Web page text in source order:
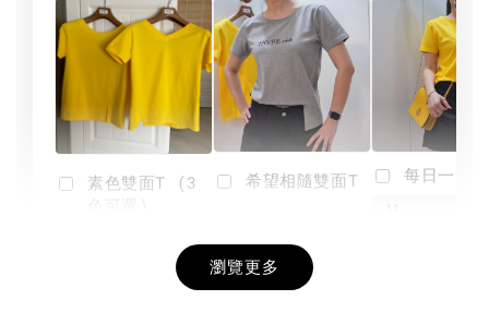
素色雙面T (3
+
希望相隨雙面T
NT$ 190
-
每日一笑
瀏覽更多